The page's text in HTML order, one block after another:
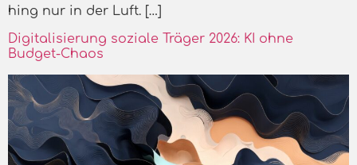
hing nur in der Luft. […]
Digitalisierung soziale Träger 2026: KI ohne
Budget-Chaos